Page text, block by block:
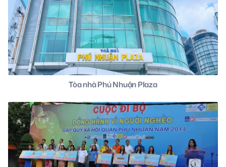
Tòa nhà Phú Nhuận Plaza